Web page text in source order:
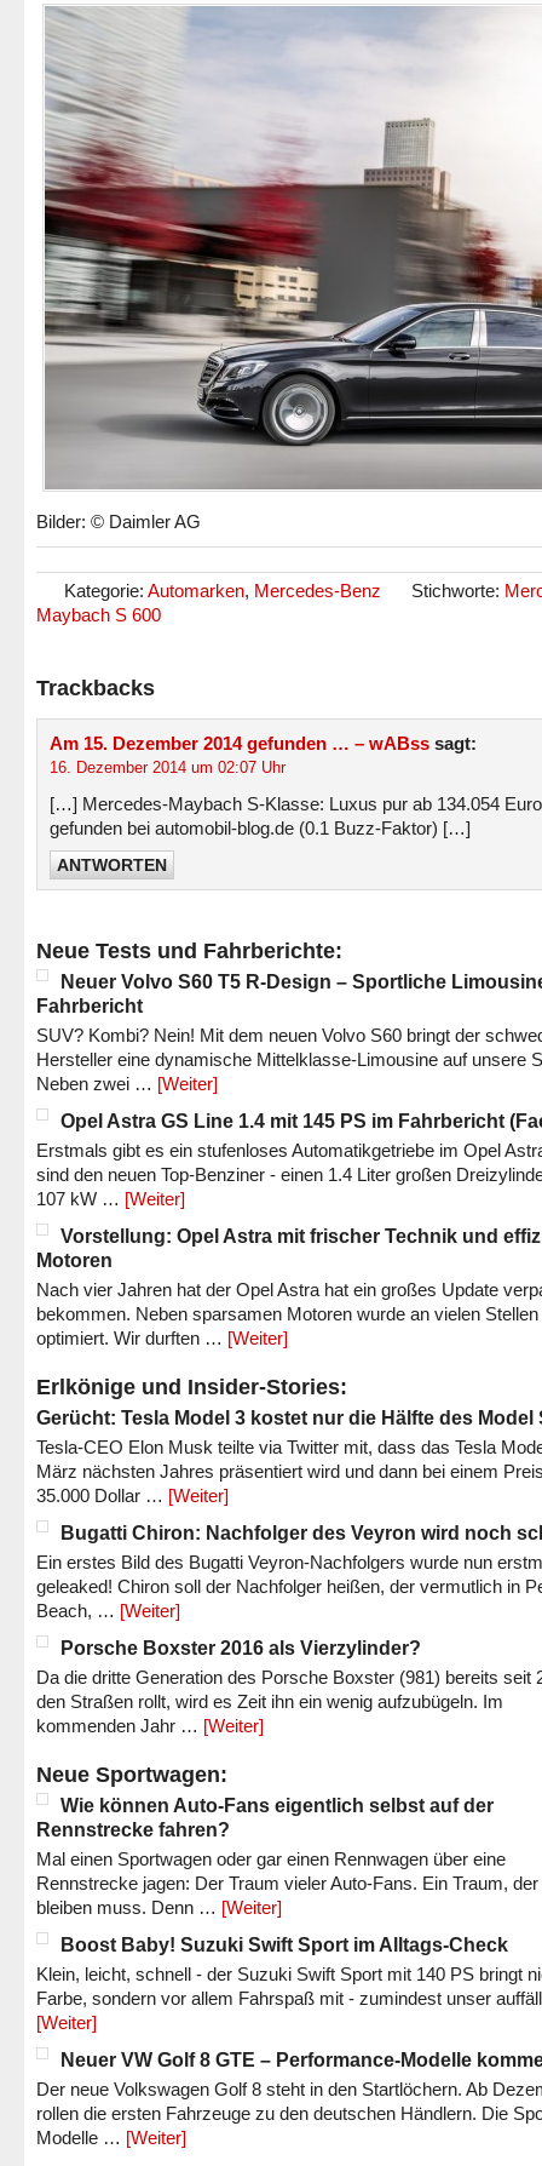
Bilder: © Daimler AG
Kategorie: Automarken, Mercedes-Benz Stichworte:
Maybach S 600
Trackbacks
Am 15. Dezember 2014 gefunden … – wABss sagt:
16. Dezember 2014 um 02:07 Uhr
[…] Mercedes-Maybach S-Klasse: Luxus pur ab 134.054
gefunden bei automobil-blog.de (0.1 Buzz-Faktor) […]
ANTWORTEN
Neue Tests und Fahrberichte:
Neuer Volvo S60 T5 R-Design – Sportliche
Fahrbericht
SUV? Kombi? Nein! Mit dem neuen Volvo S60 bringt der
Hersteller eine dynamische Mittelklasse-Limousine auf unsere
Neben zwei … [Weiter]
Opel Astra GS Line 1.4 mit 145 PS im Fahrbericht
Erstmals gibt es ein stufenloses Automatikgetriebe im Opel
sind den neuen Top-Benziner - einen 1.4 Liter großen
107 kW … [Weiter]
Vorstellung: Opel Astra mit frischer Technik und
Motoren
Nach vier Jahren hat der Opel Astra hat ein großes Update
bekommen. Neben sparsamen Motoren wurde an vielen Stellen
optimiert. Wir durften … [Weiter]
Erlkönige und Insider-Stories:
Gerücht: Tesla Model 3 kostet nur die Hälfte des Model
Tesla-CEO Elon Musk teilte via Twitter mit, dass das Tesla
März nächsten Jahres präsentiert wird und dann bei einem
35.000 Dollar … [Weiter]
Bugatti Chiron: Nachfolger des Veyron wird noch
Ein erstes Bild des Bugatti Veyron-Nachfolgers wurde nun
geleaked! Chiron soll der Nachfolger heißen, der vermutlich in
Beach, … [Weiter]
Porsche Boxster 2016 als Vierzylinder?
Da die dritte Generation des Porsche Boxster (981) bereits seit
den Straßen rollt, wird es Zeit ihn ein wenig aufzubügeln. Im
kommenden Jahr … [Weiter]
Neue Sportwagen:
Wie können Auto-Fans eigentlich selbst auf der
Rennstrecke fahren?
Mal einen Sportwagen oder gar einen Rennwagen über eine
Rennstrecke jagen: Der Traum vieler Auto-Fans. Ein Traum,
bleiben muss. Denn … [Weiter]
Boost Baby! Suzuki Swift Sport im Alltags-Check
Klein, leicht, schnell - der Suzuki Swift Sport mit 140 PS bringt
Farbe, sondern vor allem Fahrspaß mit - zumindest unser
[Weiter]
Neuer VW Golf 8 GTE – Performance-Modelle
Der neue Volkswagen Golf 8 steht in den Startlöchern. Ab
rollen die ersten Fahrzeuge zu den deutschen Händlern. Die
Modelle … [Weiter]